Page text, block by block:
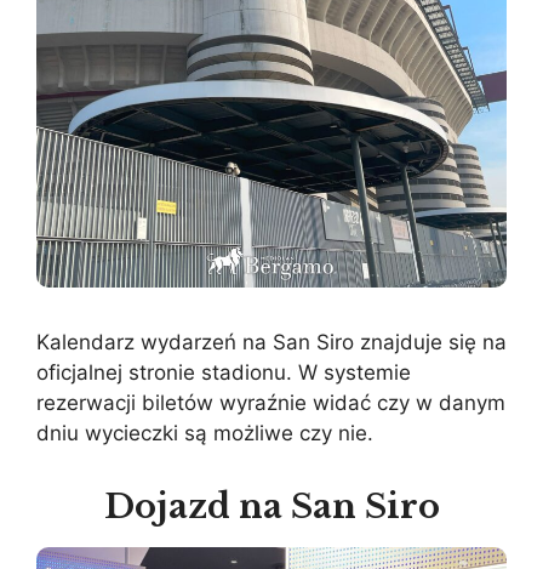
Kalendarz wydarzeń na San Siro znajduje się na
oficjalnej stronie stadionu. W systemie
rezerwacji biletów wyraźnie widać czy w danym
dniu wycieczki są możliwe czy nie.
Dojazd na San Siro